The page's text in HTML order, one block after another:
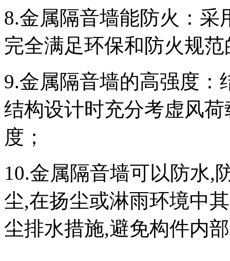
8.金属隔音墙能防火：采
完全满足环保和防火规
9.金属隔音墙的高强度：
结构设计时充分考虚风
度；
10.金属隔音墙可以防水,
尘,在扬尘或淋雨环境中
尘排水措施,避免构件内